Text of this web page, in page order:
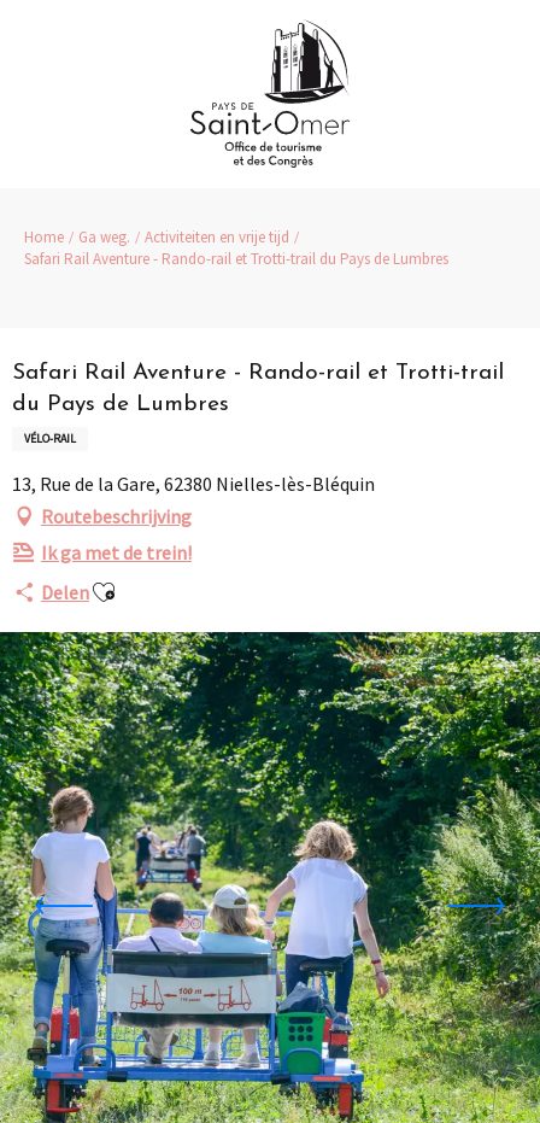
Home Ga weg.
Activiteiten en vrije tijd
Safari Rail Aventure - Rando-rail et Trotti-trail du Pays de Lumbres
Safari Rail Aventure - Rando-rail et Trotti-trail
du Pays de Lumbres
VÉLO-RAIL
13, Rue de la Gare, 62380 Nielles-lès-Bléquin
Routebeschrijving
Ik ga met de trein!
DelenAjouter aux favoris